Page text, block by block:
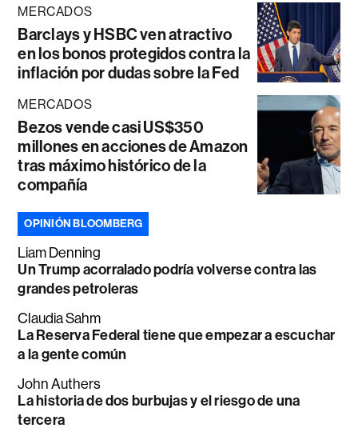
MERCADOS
Barclays y HSBC ven atractivo
en los bonos protegidos contra la
inflación por dudas sobre la Fed
MERCADOS
Bezos vende casi US$350
millones en acciones de Amazon
tras máximo histórico de la
compañía
OPINIÓN BLOOMBERG
Liam Denning
Un Trump acorralado podría volverse contra las
grandes petroleras
Claudia Sahm
La Reserva Federal tiene que empezar a escuchar
a la gente común
John Authers
La historia de dos burbujas y el riesgo de una
tercera